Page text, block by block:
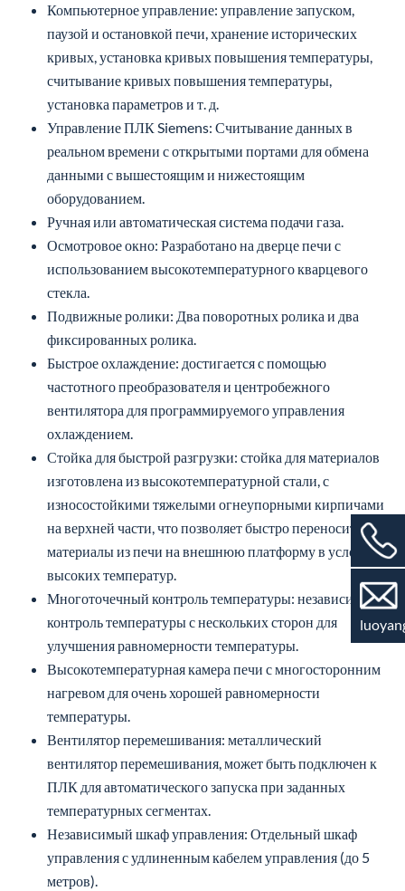
Компьютерное управление: управление запуском,
паузой и остановкой печи, хранение исторических
кривых, установка кривых повышения температуры,
считывание кривых повышения температуры,
установка параметров и т. д.
Управление ПЛК Siemens: Считывание данных в
реальном времени с открытыми портами для обмена
данными с вышестоящим и нижестоящим
оборудованием.
Ручная или автоматическая система подачи газа.
Осмотровое окно: Разработано на дверце печи с
использованием высокотемпературного кварцевого
стекла.
Подвижные ролики: Два поворотных ролика и два
фиксированных ролика.
Быстрое охлаждение: достигается с помощью
частотного преобразователя и центробежного
вентилятора для программируемого управления
охлаждением.
Стойка для быстрой разгрузки: стойка для материалов
изготовлена из высокотемпературной стали, с
износостойкими тяжелыми огнеупорными кирпичами
на верхней части, что позволяет быстро переносить
материалы из печи на внешнюю платформу в условиях
высоких температур.
Многоточечный контроль температуры: независимый
контроль температуры с нескольких сторон для
улучшения равномерности температуры.
Высокотемпературная камера печи с многосторонним
нагревом для очень хорошей равномерности
температуры.
Вентилятор перемешивания: металлический
вентилятор перемешивания, может быть подключен к
ПЛК для автоматического запуска при заданных
температурных сегментах.
Независимый шкаф управления: Отдельный шкаф
управления с удлиненным кабелем управления (до 5
метров).